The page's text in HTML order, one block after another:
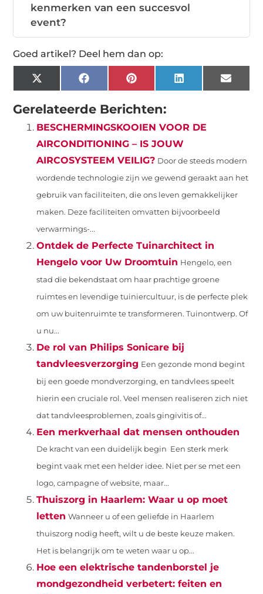
kenmerken van een succesvol
event?
Goed artikel? Deel hem dan op:
X
(Twitter)
FacebookPinterestLinkedInEmail
Gerelateerde Berichten:
BESCHERMINGSKOOIEN VOOR DE
AIRCONDITIONING – IS JOUW
AIRCOSYSTEEM VEILIG? Door de steeds modern
wordende technologie zijn we gewend geraakt aan het
gebruik van faciliteiten, die ons leven gemakkelijker
maken. Deze faciliteiten omvatten bijvoorbeeld
verwarmings-...
Ontdek de Perfecte Tuinarchitect in
Hengelo voor Uw Droomtuin Hengelo, een
stad die bekendstaat om haar prachtige groene
ruimtes en levendige tuiniercultuur, is de perfecte plek
om uw buitenruimte te transformeren. Tuinontwerp. Of
u nu...
De rol van Philips Sonicare bij
tandvleesverzorging Een gezonde mond begint
bij een goede mondverzorging, en tandvlees speelt
hierin een cruciale rol. Veel mensen realiseren zich niet
dat tandvleesproblemen, zoals gingivitis of...
Een merkverhaal dat mensen onthouden
De kracht van een duidelijk begin Een sterk merk
begint vaak met een helder idee. Niet per se met een
logo, campagne of website, maar...
Thuiszorg in Haarlem: Waar u op moet
letten Wanneer u of een geliefde in Haarlem
thuiszorg nodig heeft, wilt u de beste keuze maken.
Het is belangrijk om te weten waar u op...
Hoe een elektrische tandenborstel je
mondgezondheid verbetert: feiten en